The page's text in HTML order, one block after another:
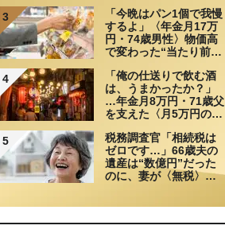
「馬鹿だった」肩を落
とす理由
3
「今晩はパン1個で我慢
するよ」〈年金月17万
円・74歳男性〉物価高
で変わった“当たり前の
4
「俺の仕送りで飲む酒
は、うまかったか？」
…年金月8万円・71歳父
を支えた〈月5万円の援
5
税務調査官「相続税は
ゼロです…」66歳夫の
遺産は“数億円”だった
のに、妻が〈無税〉で